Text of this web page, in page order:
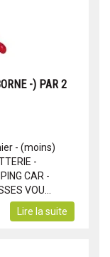
-) PAR 2
- (moins)
-
CAR -
VOU...
Lire la suite